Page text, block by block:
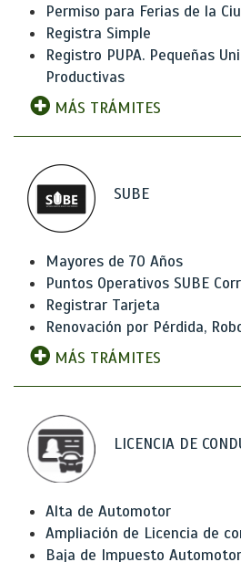
Permiso para Ferias de la
Registra Simple
Registro PUPA. Pequeñas
Productivas
MÁS TRÁMITES
SUBE
Mayores de 70 Años
Puntos Operativos SUBE
Registrar Tarjeta
Renovación por Pérdida,
MÁS TRÁMITES
LICENCIA DE
Alta de Automotor
Ampliación de Licencia de
Baja de Impuesto